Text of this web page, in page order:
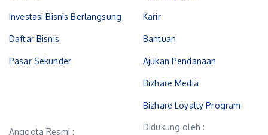
Investasi Bisnis Berlangsung
Daftar Bisnis
Pasar Sekunder
Karir
Bantuan
Ajukan Pendanaan
Bizhare Media
Bizhare Loyalty Program
Anggota Resmi : Didukung oleh :